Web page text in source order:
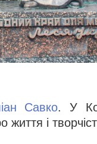
Савко. У
про життя